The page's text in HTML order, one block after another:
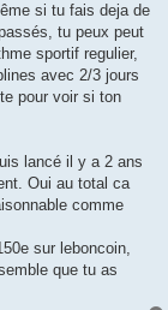
si tu fais deja de
tu peux peut
sportif regulier,
avec 2/3 jours
pour voir si ton
lancé il y a 2 ans
Oui au total ca
comme
sur leboncoin,
que tu as